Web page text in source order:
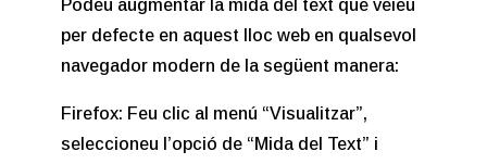
Podeu augmentar la mida del text que veieu
per defecte en aquest lloc web en qualsevol
navegador modern de la següent manera:
Firefox: Feu clic al menú “Visualitzar”,
seleccioneu l’opció de “Mida del Text” i